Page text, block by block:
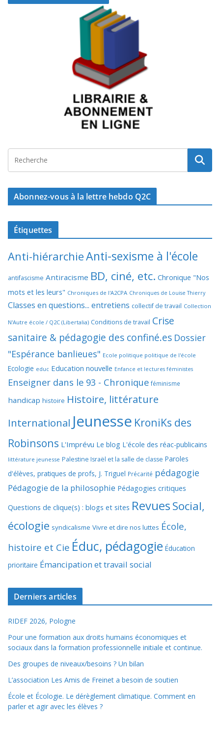
Abonnez-vous à la lettre hebdo Q2C
Étiquettes
Anti-hiérarchieAnti-sexisme à l'école
antifascisme Antiracisme BD, ciné, etc. Chronique "Nos
mots et les leurs" Chroniques de l'A2CPA Chroniques de Louise Thierry
Classes en questions... entretiens collectif de travail Collection
N'Autre école / Q2C (Libertalia) Conditions de travail Crise
sanitaire & pédagogie des confiné.es Dossier
"Espérance banlieues" Ecole politique politique de l'école
Ecologie educ Education nouvelle Enfance et lectures féministes
Enseigner dans le 93 - Chronique féminisme
handicap histoire Histoire, littérature
International Jeunesse KroniKs des
Robinsons L'Imprévu Le blog L'école des réac-publicains
littérature jeunesse Palestine Israël et la salle de classe Paroles
d'élèves, pratiques de profs, J. Triguel Précarité pédagogie
Pédagogie de la philosophie Pédagogies critiques
Questions de clique(s) : blogs et sites RevuesSocial,
écologie syndicalisme Vivre et dire nos luttes École,
histoire et Cie Éduc, pédagogie Éducation
prioritaire Émancipation et travail social
Derniers articles
RIDEF 2026, Pologne
Pour une formation aux droits humains économiques et
sociaux dans la formation professionnelle initiale et continue.
Des groupes de niveaux/besoins ? Un bilan
L’association Les Amis de Freinet a besoin de soutien
École et Écologie. Le dérèglement climatique. Comment en
parler et agir avec les élèves ?